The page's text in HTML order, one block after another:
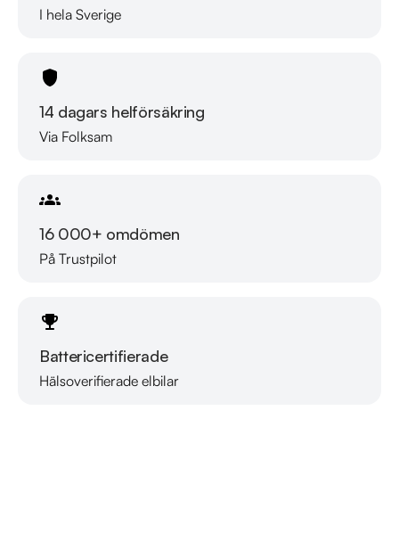
I hela Sverige
14 dagars helförsäkring
Via Folksam
16 000+ omdömen
På Trustpilot
Battericertifierade
Hälsoverifierade elbilar
Läs mer om oss